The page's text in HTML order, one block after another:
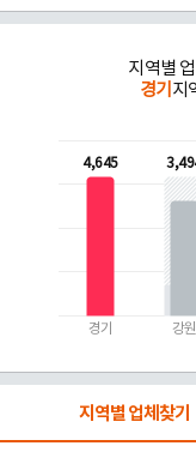
지역별
경기 지
4,645
경기 강원
지역별 업체찾기